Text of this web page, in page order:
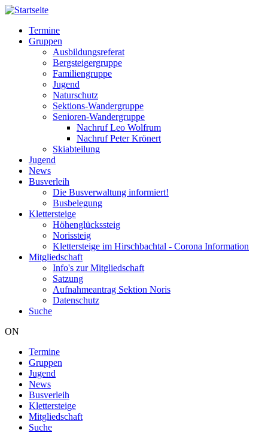
Direkt
Inhalt
Hauptnavigation
Termine
Gruppen
Ausbildungsreferat
Bergsteigergruppe
Familiengruppe
Jugend
Naturschutz
Sektions-Wandergruppe
Senioren-Wandergruppe
Nachruf Leo Wolfrum
Nachruf Peter Krönert
Skiabteilung
Jugend
News
Busverleih
Die Busverwaltung informiert!
Busbelegung
Klettersteige
Höhenglückssteig
Norissteig
Klettersteige im Hirschbachtal - Corona Information
Mitgliedschaft
Info's zur Mitgliedschaft
Satzung
Aufnahmeantrag Sektion Noris
Datenschutz
Suche
ON
Hauptnavigation
Termine
Gruppen
Jugend
News
Busverleih
Klettersteige
Mitgliedschaft
Suche